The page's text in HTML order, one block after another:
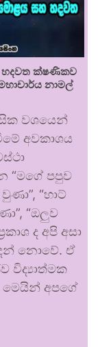
හදවත ක්ෂණිකව
නාමල්
වශයෙන්
අවකාශය
“මගේ පපුව
“හාට්
“ඔලුව
ද අපි අසා
නොවේ. ඒ
විද්‍යාත්මක
අපගේ